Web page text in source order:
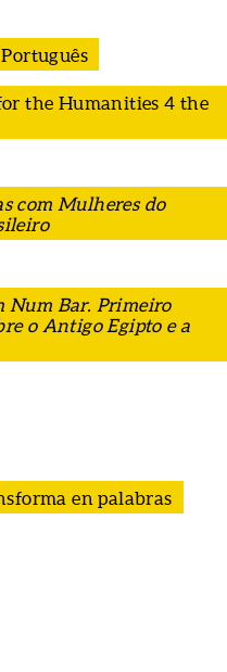
the Humanities 4 the
com Mulheres do
Num Bar. Primeiro
o Antigo Egipto e a
en palabras